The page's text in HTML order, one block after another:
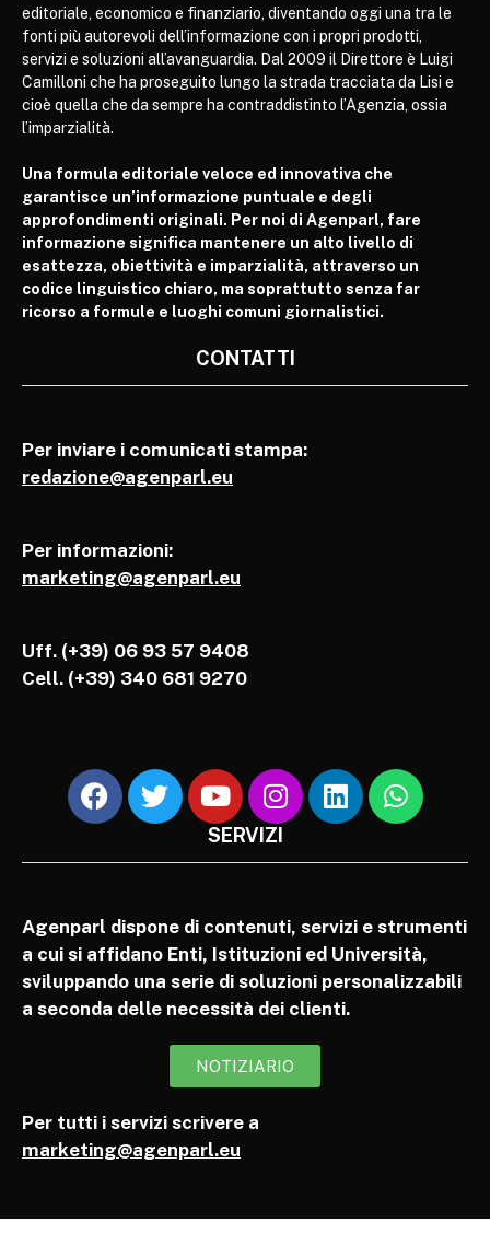
editoriale, economico e finanziario, diventando oggi una tra le
fonti più autorevoli dell’informazione con i propri prodotti,
servizi e soluzioni all’avanguardia. Dal 2009 il Direttore è Luigi
Camilloni che ha proseguito lungo la strada tracciata da Lisi e
cioè quella che da sempre ha contraddistinto l’Agenzia, ossia
l’imparzialità.
Una formula editoriale veloce ed innovativa che
garantisce un’informazione puntuale e degli
approfondimenti originali. Per noi di Agenparl, fare
informazione significa mantenere un alto livello di
esattezza, obiettività e imparzialità, attraverso un
codice linguistico chiaro, ma soprattutto senza far
ricorso a formule e luoghi comuni giornalistici.
CONTATTI
Per inviare i comunicati stampa:
redazione@agenparl.eu
Per informazioni:
marketing@agenparl.eu
Uff. (+39) 06 93 57 9408
Cell. (+39) 340 681 9270
SERVIZI
Agenparl dispone di contenuti, servizi e strumenti
a cui si affidano Enti, Istituzioni ed Università,
sviluppando una serie di soluzioni personalizzabili
a seconda delle necessità dei clienti.
NOTIZIARIO
Per tutti i servizi scrivere a
marketing@agenparl.eu